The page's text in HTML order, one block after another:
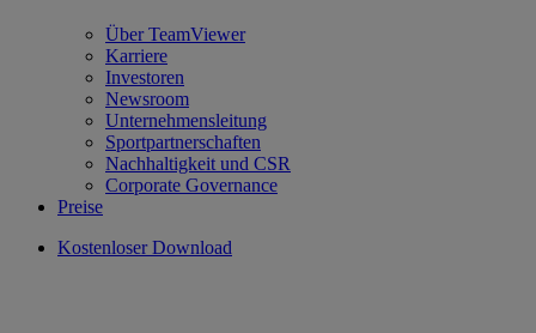
Über TeamViewer
Karriere
Investoren
Newsroom
Unternehmensleitung
Sportpartnerschaften
Nachhaltigkeit und CSR
Corporate Governance
Preise
Kostenloser Download